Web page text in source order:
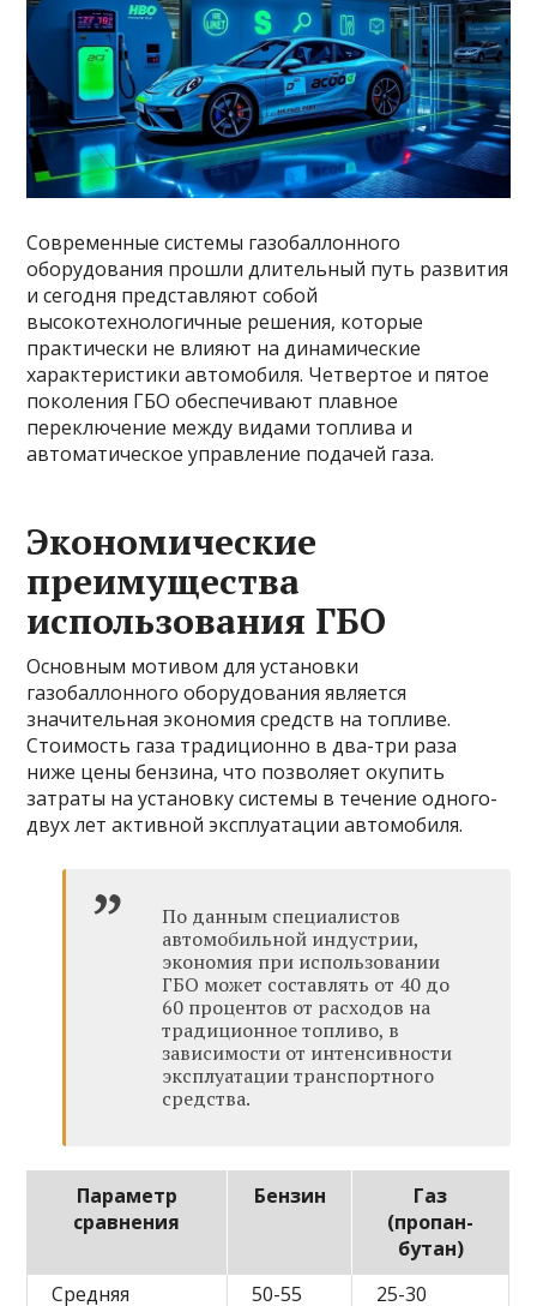
Современные системы газобаллонного
оборудования прошли длительный путь развития
и сегодня представляют собой
высокотехнологичные решения, которые
практически не влияют на динамические
характеристики автомобиля. Четвертое и пятое
поколения ГБО обеспечивают плавное
переключение между видами топлива и
автоматическое управление подачей газа.
Экономические
преимущества
использования ГБО
Основным мотивом для установки
газобаллонного оборудования является
значительная экономия средств на топливе.
Стоимость газа традиционно в два-три раза
ниже цены бензина, что позволяет окупить
затраты на установку системы в течение одного-
двух лет активной эксплуатации автомобиля.
По данным специалистов
автомобильной индустрии,
экономия при использовании
ГБО может составлять от 40 до
60 процентов от расходов на
традиционное топливо, в
зависимости от интенсивности
эксплуатации транспортного
средства.
Параметр
сравнения
Бензин
Газ
(пропан-
бутан)
Средняя
50-55 25-30